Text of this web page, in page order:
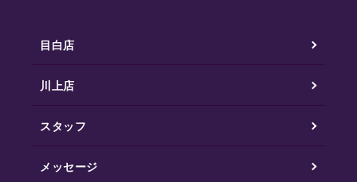
目白店
川上店
スタッフ
メッセージ